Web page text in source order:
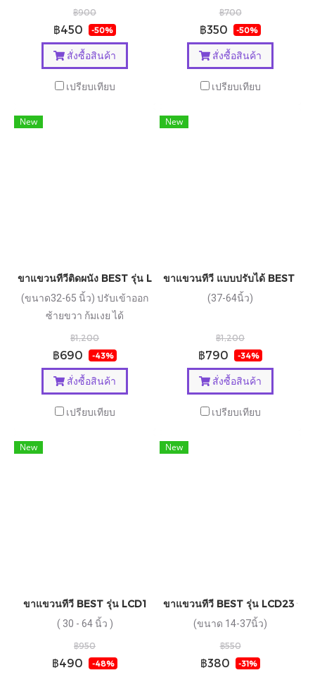
฿900
฿450 -50%
สั่งซื้อสินค้า
เปรียบเทียบ
฿700
฿350 -50%
สั่งซื้อสินค้า
เปรียบเทียบ
New
ขาแขวนทีวีติดผนัง BEST รุ่น LCD66
(ขนาด32-65 นิ้ว) ปรับเข้าออก
ซ้ายขวา ก้มเงย ได้
฿1,200
฿690 -43%
สั่งซื้อสินค้า
เปรียบเทียบ
New
ขาแขวนทีวี แบบปรับได้ BEST รุ่น
(37-64นิ้ว)
฿1,200
฿790 -34%
สั่งซื้อสินค้า
เปรียบเทียบ
New
ขาแขวนทีวี BEST รุ่น LCD1
( 30 - 64 นิ้ว )
฿950
฿490 -48%
New
ขาแขวนทีวี BEST รุ่น LCD23 ขา
(ขนาด 14-37นิ้ว)
฿550
฿380 -31%